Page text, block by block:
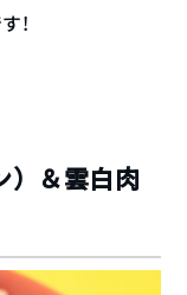
！
）＆雲白肉